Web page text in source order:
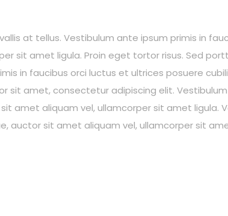
at tellus. Vestibulum ante ipsum primis in
sit amet ligula. Proin eget tortor risus. Sed
in faucibus orci luctus et ultrices posuere
sit amet, consectetur adipiscing elit.
amet aliquam vel, ullamcorper sit amet ligula.
auctor sit amet aliquam vel, ullamcorper sit